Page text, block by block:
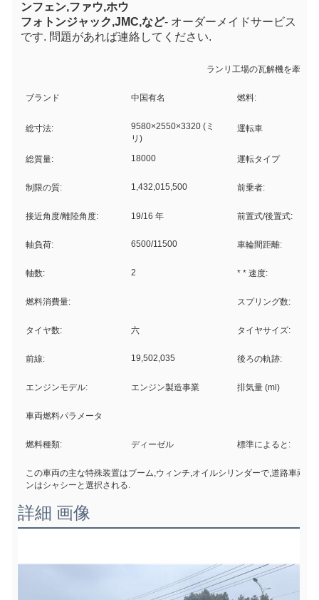
ンフェン,ファウ,ホウ
フォトンジャック,JMC,など- オーダーメイドサービス
です. 問題があれば連絡してください.
ランリ工場の瓦解機を牽引
ブランド 中国有名 燃料:
総寸法:
9580×2550×3320 (ミ
リ)
運転車
総質量: 18000 運転タイプ
制限の質: 1,432,015,500 前乗者:
接近角度/離陸角度: 19/16 年 前置式/後置式:
軸負荷: 6500/11500 車輪間距離:
軸数: 2 * * 速度:
燃料消費量: スプリング数:
タイヤ数: 六 タイヤサイズ:
前線: 19,502,035 後ろの軌跡:
エンジンモデル: エンジン製造事業 排気量 (ml)
車両燃料パラメータ
燃料種類: ディーゼル 標準によると:
この車両の主な特殊装置はブーム,ウィンチ,オイルシリンダーで,道路車両
ンはシャシーと選択される.
詳細 画像